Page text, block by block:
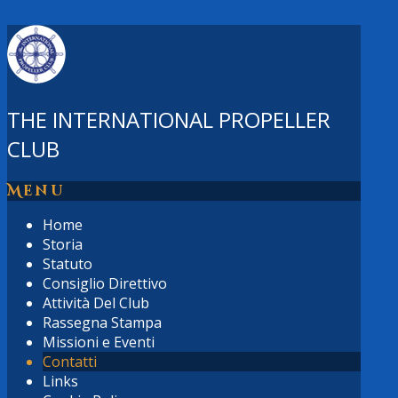
THE INTERNATIONAL PROPELLER
CLUB
Menu
Home
Storia
Statuto
Consiglio Direttivo
Attività Del Club
Rassegna Stampa
Missioni e Eventi
Contatti
Links